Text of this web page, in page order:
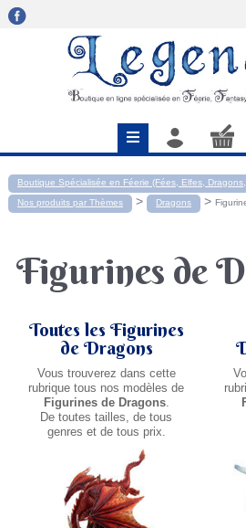
Boutique Spécialisée en Féerie (Fées, Elfes,
Nos produits par Thèmes > Dragons >
Figurines de
Toutes les Figurines
de Dragons
Vous trouverez dans cette
rubrique tous nos modèles de
Figurines de Dragons.
De toutes tailles, de tous
genres et de tous prix.